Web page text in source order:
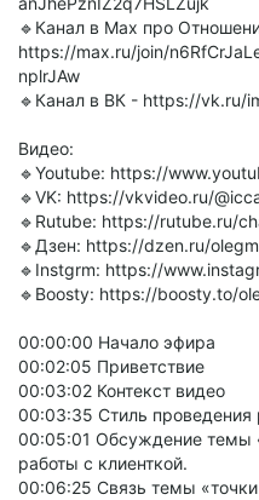
🔹Канал в Max про
https://max.ru/join/
nplrJAw
🔹Канал в ВК - https://vk.ru/
Видео:
🔹Youtube: https://
🔹VK: https://vkvideo.ru/
🔹Rutube: https://rutube.ru/
🔹Дзен: https://dzen.ru/
🔹Instgrm: https://
🔹Boosty: https://boosty.to/
00:00:00 Начало эфира
00:02:05 Приветствие
00:03:02 Контекст видео
00:03:35 Стиль проведения
00:05:01 Обсуждение темы
работы с клиенткой.
00:06:25 Связь темы